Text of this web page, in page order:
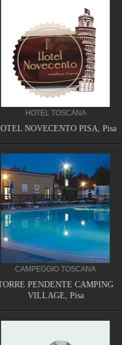
PRODUZIONE SICILIA
ARENA COSTRUZIONE INFISSI,
RESIDENCE TOSCANA
CISANELLO PISA, Pisa